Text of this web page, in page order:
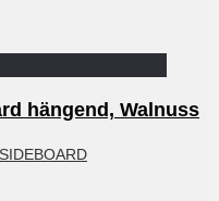
hängend, Walnuss
SIDEBOARD